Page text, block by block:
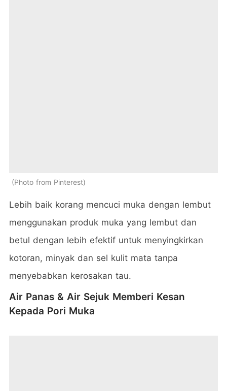
Photo from Pinterest
Lebih baik korang mencuci muka dengan lembut
menggunakan produk muka yang lembut dan
betul dengan lebih efektif untuk menyingkirkan
kotoran, minyak dan sel kulit mata tanpa
menyebabkan kerosakan tau.
Air Panas & Air Sejuk Memberi Kesan
Kepada Pori Muka